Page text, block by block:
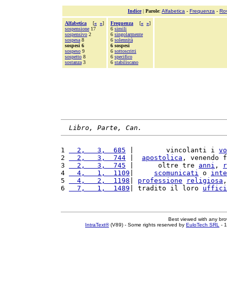
Indice| Parole: Alfabetica - Frequenza -
Alfabetica [« »]
sospensione 17
sospensivo 2
sospesa 8
sospesi 6
sospeso 9
sospetto 8
sostanza 3
Frequenza [« »]
6 simili
6 singolarmente
6 solennità
6 sospesi
6 sottoscritti
6 specifico
6 stabiliscano
Libro, Parte, Can.
1
  2,   3,  685
|        vincolanti i
2
  2,   3,  744
apostolica ,
3
  2,   3,  745
|      oltre tre anni ,
4
  4,   1,  1109
scomunicati o
5
  4,   2,  1198
professione religiosa
6
  7,   1,  1489
| tradito il loro
Best viewed with any
IntraText®(V89) - Some rights reserved by EuloTech SRL -